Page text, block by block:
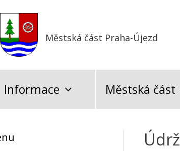
Městská část Praha-Újezd
Informace Městská část